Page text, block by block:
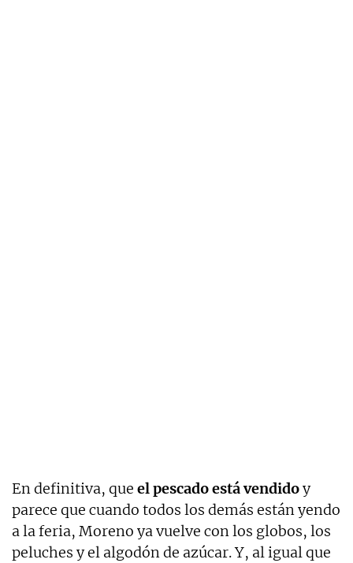
En definitiva, que el pescado está vendidoy
parece que cuando todos los demás están yendo
a la feria, Moreno ya vuelve con los globos, los
peluches y el algodón de azúcar. Y, al igual que